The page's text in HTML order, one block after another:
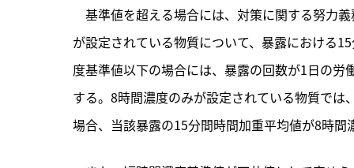
基準値を超える場合には、対策に関する努力
が設定されている物質について、暴露における
度基準値以下の場合には、暴露の回数が1日の
する。8時間濃度のみが設定されている物質で
場合、当該暴露の15分間時間加重平均値が8時